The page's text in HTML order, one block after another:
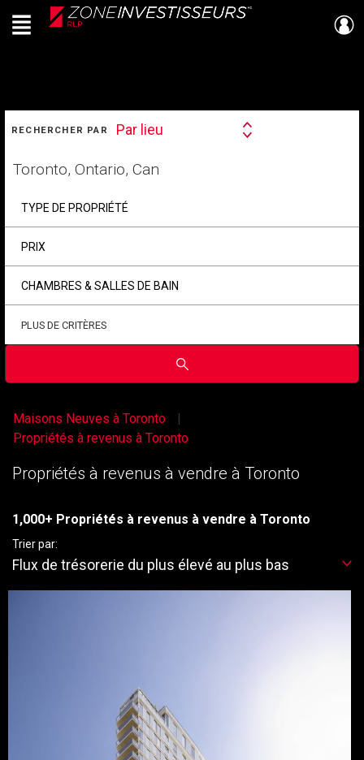
Live
En Direct
Menu
RECHERCHER PAR
Search
Par lieu
votre
TYPE DE PROPRIÉTÉ
PRIX
CHAMBRES & SALLES DE BAIN
PLUS DE CRITÈRES
Soumettre
Maisons Neuves à Toronto
Propriétés à revenus à Toronto
Propriétés à revenus à vendre à Toronto
1,000+ Propriétés à revenus à vendre à Toronto
Trier par:
Flux de trésorerie du plus élevé au plus bas